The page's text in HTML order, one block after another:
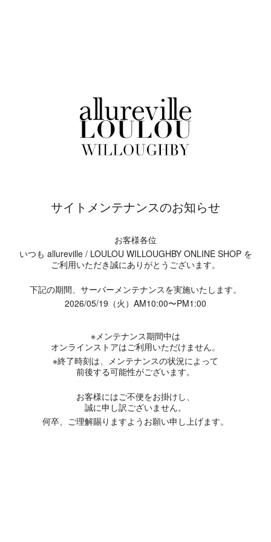
サイトメンテナンスのお知らせ
お客様各位
いつも allureville / LOULOU WILLOUGHBY ONLINE SHOP を
ご利用いただき誠にありがとうございます。
下記の期間、サーバーメンテナンスを実施いたします。
2026/05/19（火）AM10:00〜PM1:00
※メンテナンス期間中は
オンラインストアはご利用いただけません。
※終了時刻は、メンテナンスの状況によって
前後する可能性がございます。
お客様にはご不便をお掛けし、
誠に申し訳ございません。
何卒、ご理解賜りますようお願い申し上げます。